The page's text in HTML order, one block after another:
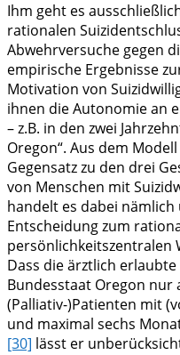
Ihm geht es
rationalen
Abwehrversuche gegen
empirische Ergebnisse
Motivation von
ihnen die Autonomie an
– z.B. in den zwei
Oregon“. Aus dem
Gegensatz zu den drei
von Menschen mit
handelt es dabei
Entscheidung zum
persönlichkeitszentralen
Dass die ärztlich
Bundesstaat Oregon nur
(Palliativ-)Patienten mit
und maximal sechs
[30] lässt er